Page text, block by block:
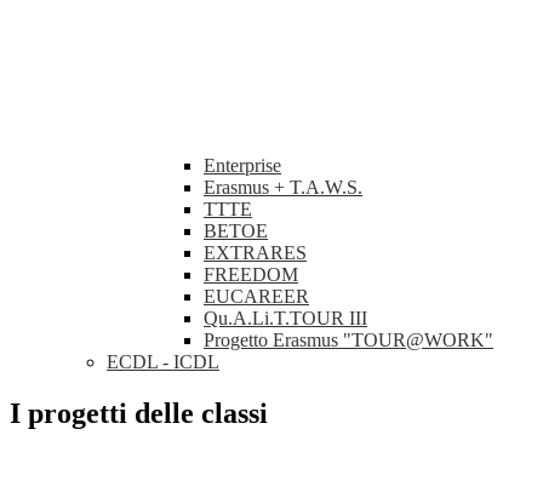
Enterprise
Erasmus + T.A.W.S.
TTTE
BETOE
EXTRARES
FREEDOM
EUCAREER
Qu.A.Li.T.TOUR III
Progetto Erasmus "TOUR@WORK"
ECDL - ICDL
I progetti delle classi